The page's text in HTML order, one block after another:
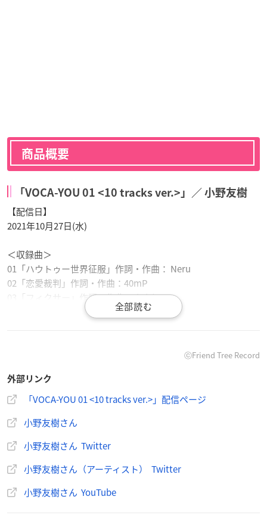
商品概要
「VOCA-YOU 01 <10 tracks ver.>」／ 小野友樹
【配信日】
2021年10月27日(水)
＜収録曲＞
01「ハウトゥー世界征服」作詞・作曲： Neru
02「恋愛裁判」作詞・作曲：40mP
03「フィクサー」作詞・作曲：ぬゆり
04「magnet」作詞・作曲：湊 貴大(流星P)
08「サリシノハラ」作詞・作曲：みきとP
09「拝啓ドッペルゲンガー」作詞・作曲：kemu Ⓒ2017 by So
10「アマツキツネ」作詞・作曲： marasy Ⓒ2012 by FUJIPACIF
IC MUSIC INC. & DWANGO Co., Ltd.
※各配信サイトのダウンロードページはコチラ
ⓒFriend Tree Record
外部リンク
「VOCA-YOU 01 <10 tracks ver.>」配信ページ
小野友樹さん
小野友樹さん Twitter
小野友樹さん（アーティスト） Twitter
小野友樹さん YouTube